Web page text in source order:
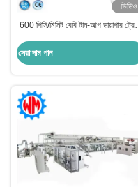
ভিডিও
600 পিসি/মিনিট বেবি টান-আপ ডায়াপার ট্রেনিং
সেরা দাম পান